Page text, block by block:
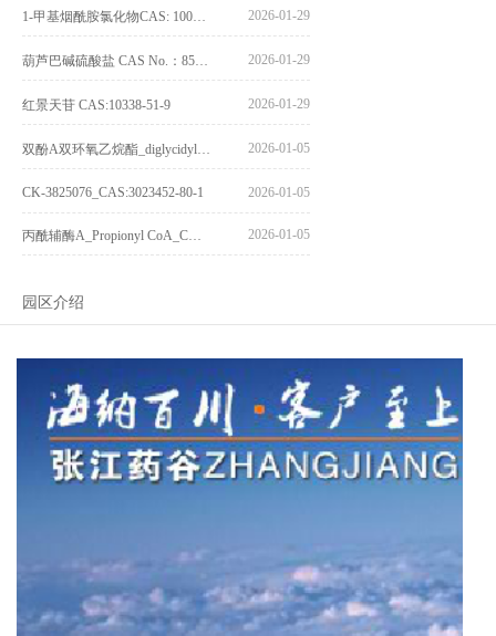
2026-01-29
2026-01-29
红景天苷 CAS:10338-51-9 2026-01-29
2026-01-05
CK-3825076_CAS:3023452-80-1 2026-01-05
2026-01-05
园区介绍